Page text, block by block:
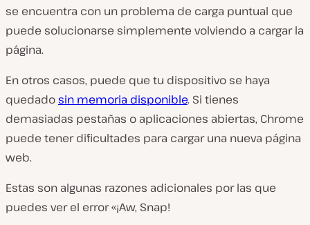
se encuentra con un problema de carga puntual que
puede solucionarse simplemente volviendo a cargar la
página.
En otros casos, puede que tu dispositivo se haya
quedadosin memoria disponible. Si tienes
demasiadas pestañas o aplicaciones abiertas, Chrome
puede tener dificultades para cargar una nueva página
web.
Estas son algunas razones adicionales por las que
puedes ver el error «¡Aw, Snap!